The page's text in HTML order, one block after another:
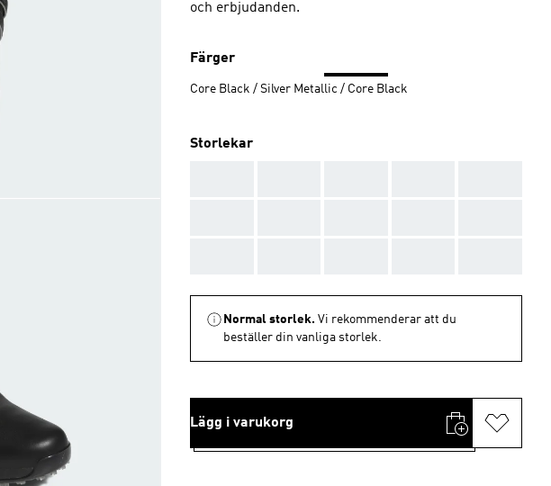
och erbjudanden.
Färger
Core Black / Silver Metallic / Core Black
Storlekar
Normal storlek. Vi rekommenderar att du
beställer din vanliga storlek.
Lägg i varukorg